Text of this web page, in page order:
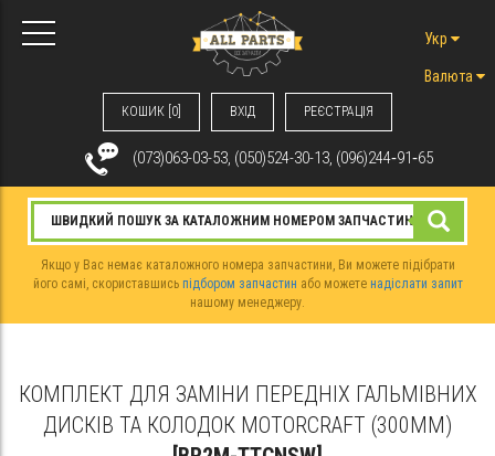
КОШИК [0] ВХIД РЕЄСТРАЦІЯ
Укр
Валюта
(073)063-03-53, (050)524-30-13, (096)244‑91‑65
Якщо у Вас немає каталожного номера запчастини, Ви можете підібрати
його самі, скориставшись підбором запчастин або можете надіслати запит
нашому менеджеру.
КОМПЛЕКТ ДЛЯ ЗАМІНИ ПЕРЕДНІХ ГАЛЬМІВНИХ
ДИСКІВ ТА КОЛОДОК MOTORCRAFT (300ММ)